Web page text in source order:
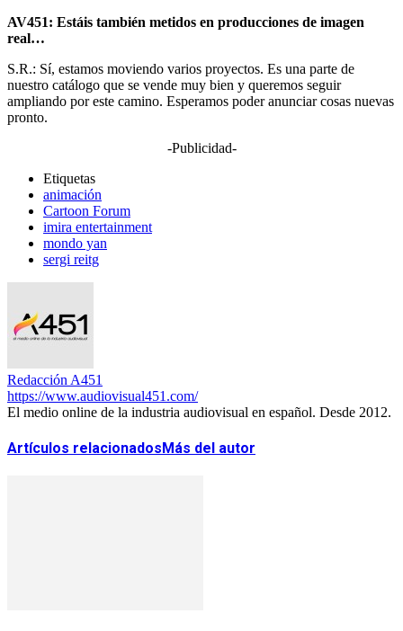
AV451: Estáis también metidos en producciones de imagen
real…
S.R.: Sí, estamos moviendo varios proyectos. Es una parte de
nuestro catálogo que se vende muy bien y queremos seguir
ampliando por este camino. Esperamos poder anunciar cosas nuevas
pronto.
-Publicidad-
Etiquetas
animación
Cartoon Forum
imira entertainment
mondo yan
sergi reitg
Redacción A451
https://www.audiovisual451.com/
El medio online de la industria audiovisual en español. Desde 2012.
Artículos relacionadosMás del autor